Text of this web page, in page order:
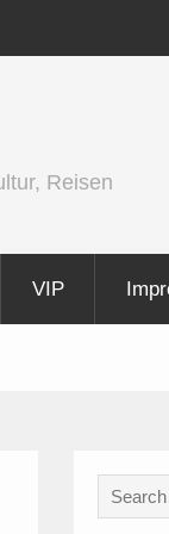
Reisen
VIP
Search
for: